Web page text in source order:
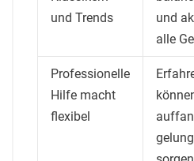
und Trends
und
alle
Professionelle
Hilfe macht
flexibel